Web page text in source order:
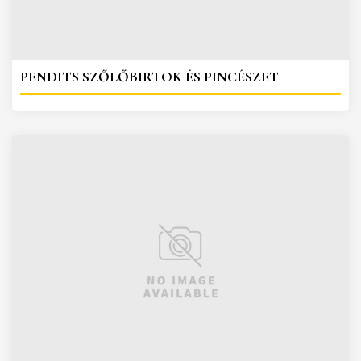
PENDITS SZŐLŐBIRTOK ÉS PINCÉSZET